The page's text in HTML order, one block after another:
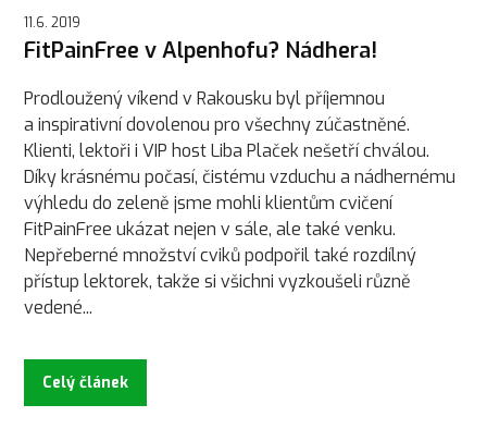
11.6. 2019
FitPainFree v Alpenhofu? Nádhera!
Prodloužený víkend v Rakousku byl příjemnou
a inspirativní dovolenou pro všechny zúčastněné.
Klienti, lektoři i VIP host Liba Plaček nešetří chválou.
Díky krásnému počasí, čistému vzduchu a nádhernému
výhledu do zeleně jsme mohli klientům cvičení
FitPainFree ukázat nejen v sále, ale také venku.
Nepřeberné množství cviků podpořil také rozdílný
přístup lektorek, takže si všichni vyzkoušeli různě
vedené...
Celý článek